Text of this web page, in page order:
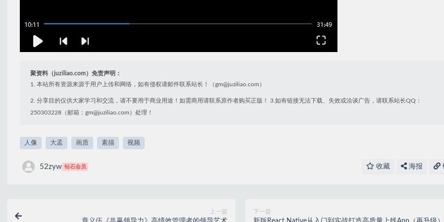
聚资料（juziliao.com）免责声明：
1. 本站所有资源来源于用户上传和网络，如有侵权请邮件联系站长！（gm@juziliao.com）
2. 分享目的仅供大家学习和交流，请不要用于商业用途！如需商用请联系原作者购买正版！ 3.如有链接无法下载、失效或洽谈广告，请联系站长QQ：
250303228（邮箱：gm@juziliao.com）处理！
人像 大孟 画质 素描 视频
52zyw 钻石会员 收藏 海报
上一篇 下一篇